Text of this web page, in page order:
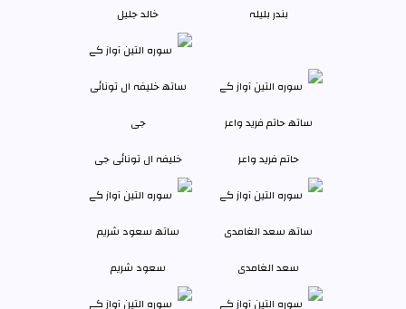
بندر بليلہ خالد جليل
حاتم فرید واعر خلیفہ ال تونائی جی
سعد الغامدی سعود شريم